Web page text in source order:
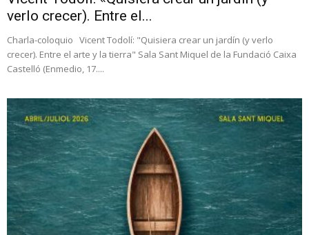
verlo crecer). Entre el...
Charla-coloquio Vicent Todolí: "Quisiera crear un jardín (y verlo
crecer). Entre el arte y la tierra" Sala Sant Miquel de la Fundació Caixa
Castelló (Enmedio, 17....